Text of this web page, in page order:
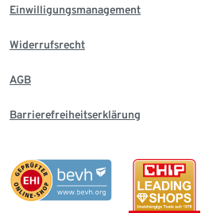
Einwilligungsmanagement
Widerrufsrecht
AGB
Barrierefreiheitserklärung